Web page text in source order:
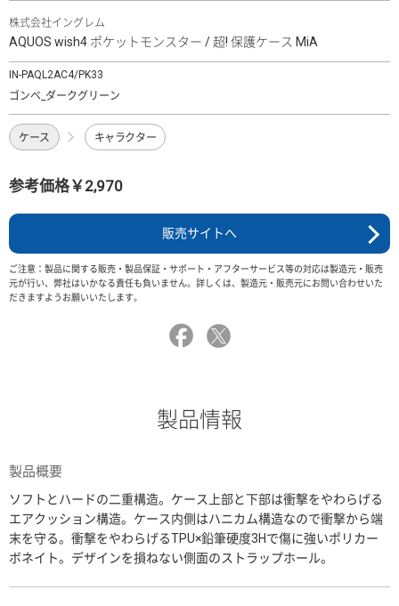
株式会社イングレム
AQUOS wish4 ポケットモンスター / 超! 保護ケース MiA
IN-PAQL2AC4/PK33
ゴンベ_ダークグリーン
ケース キャラクター
参考価格￥2,970
販売サイトへ
ご注意：製品に関する販売・製品保証・サポート・アフターサービス等の対応は製造元・販売
元が行い、弊社はいかなる責任も負いません。詳しくは、製造元・販売元にお問い合わせいた
だきますようお願いいたします。
製品情報
製品概要
ソフトとハードの二重構造。ケース上部と下部は衝撃をやわらげる
エアクッション構造。ケース内側はハニカム構造なので衝撃から端
末を守る。衝撃をやわらげるTPU×鉛筆硬度3Hで傷に強いポリカー
ボネイト。デザインを損ねない側面のストラップホール。